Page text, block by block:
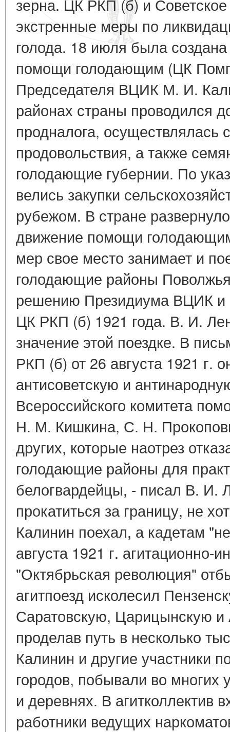
зерна. ЦК РКП (б) и
экстренные меры по
голода. 18 июля была
помощи голодающим (ЦК
Председателя ВЦИК М. И.
районах страны проводился
продналога, осуществлялась
продовольствия, а также
голодающие губернии. По
велись закупки
рубежом. В стране
движение помощи
мер свое место занимает и
голодающие районы
решению Президиума ВЦИК и
ЦК РКП (б) 1921 года. В. И.
значение этой поездке. В
РКП (б) от 26 августа 1921 г.
антисоветскую и
Всероссийского комитета
Н. М. Кишкина, С. Н.
других, которые наотрез
голодающие районы для
белогвардейцы, - писал В. И.
прокатиться за границу, не
Калинин поехал, а кадетам
августа 1921 г. агитационно-
"Октябрьская революция"
агитпоезд исколесил
Саратовскую, Царицынскую и
проделав путь в несколько
Калинин и другие участники
городов, побывали во многих
и деревнях. В агитколлектив
работники ведущих